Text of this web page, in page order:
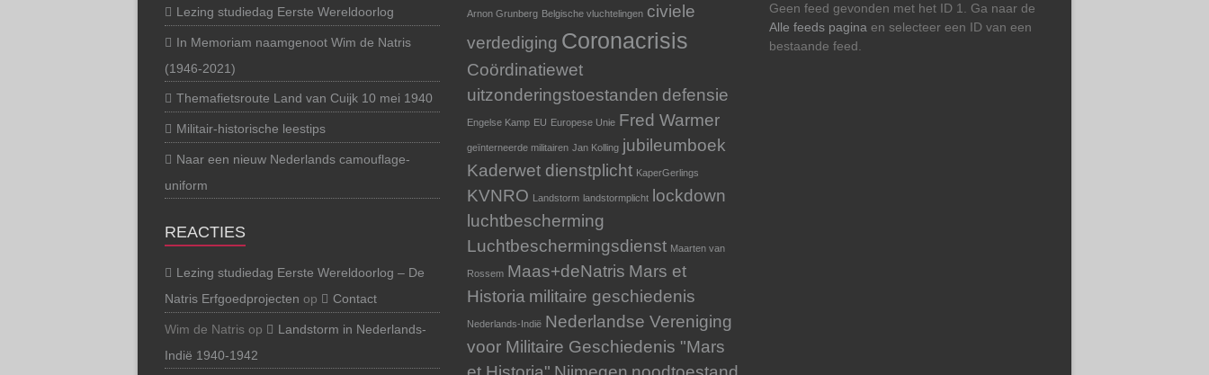
Lezing studiedag Eerste Wereldoorlog
In Memoriam naamgenoot Wim de Natris
(1946-2021)
Themafietsroute Land van Cuijk 10 mei 1940
Militair-historische leestips
Naar een nieuw Nederlands camouflage-
uniform
REACTIES
Lezing studiedag Eerste Wereldoorlog – De
Natris Erfgoedprojecten op Contact
Wim de Natris op
Landstorm in Nederlands-
Indië 1940-1942
Arnon Grunberg Belgische vluchtelingen civiele
verdediging Coronacrisis
Coördinatiewet
uitzonderingstoestanden defensie
Engelse Kamp EU Europese Unie Fred Warmer
geïnterneerde militairen Jan Kolling jubileumboek
Kaderwet dienstplicht KaperGerlings
KVNRO Landstorm landstormplicht
lockdown
luchtbescherming
Luchtbeschermingsdienst Maarten van
Rossem Maas+deNatris Mars et
Historia militaire geschiedenis
Nederlands-Indië Nederlandse Vereniging
voor Militaire Geschiedenis "Mars
Geen feed gevonden met het ID 1. Ga naar de
Alle feeds pagina en selecteer een ID van een
bestaande feed.